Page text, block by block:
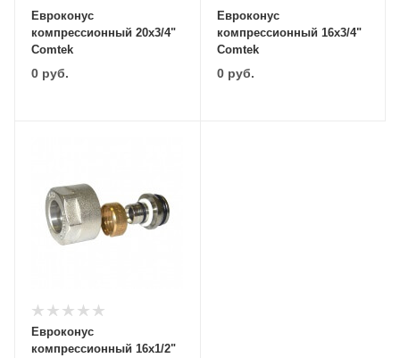
Евроконус
компрессионный 20х3/4"
Comtek
0 руб.
Евроконус
компрессионный 16х3/4"
Comtek
0руб.
Евроконус
компрессионный 16х1/2"